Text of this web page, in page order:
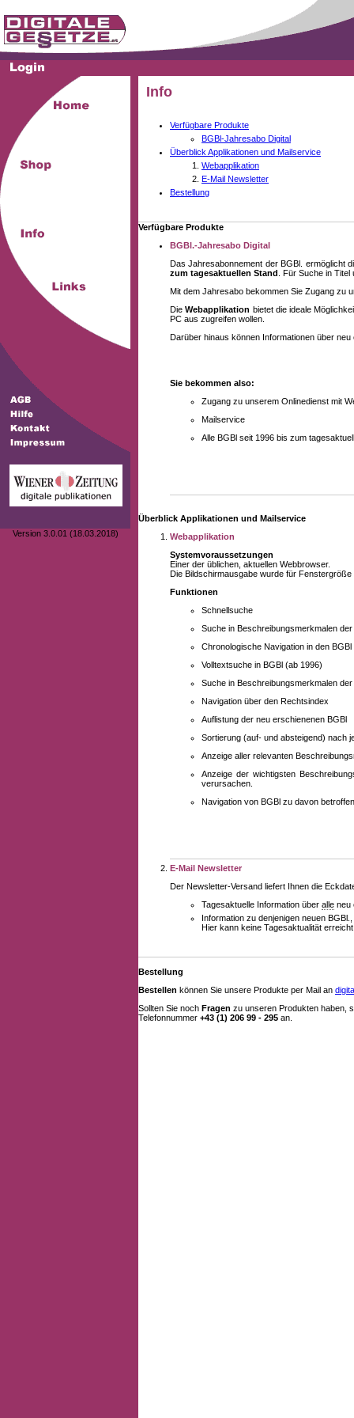
Version 3.0.01 (18.03.2018)
Info
Verfügbare Produkte
BGBl-Jahresabo Digital
Überblick Applikationen und Mailservice
Webapplikation
E-Mail Newsletter
Bestellung
Verfügbare Produkte
BGBl.-Jahresabo Digital
Das Jahresabonnement der BGBl. ermöglicht
zum tagesaktuellen Stand . Für Suche in
Mit dem Jahresabo bekommen Sie Zugang zu
DieWebapplikation bietet die ideale
PC aus zugreifen wollen.
Darüber hinaus können Informationen über
Sie bekommen also:
Zugang zu unserem Onlinedienst mit
Mailservice
Alle BGBl seit 1996 bis zum
Überblick Applikationen und Mailservice
Webapplikation
Systemvoraussetzungen
Einer der üblichen, aktuellen Webbrowser.
Die Bildschirmausgabe wurde für
Funktionen
Schnellsuche
Suche in Beschreibungsmerkmalen
Chronologische Navigation in den BGBl
Volltextsuche in BGBl (ab 1996)
Suche in Beschreibungsmerkmalen
Navigation über den Rechtsindex
Auflistung der neu erschienenen BGBl
Sortierung (auf- und absteigend) nach
Anzeige aller relevanten
Anzeige der wichtigsten
verursachen.
Navigation von BGBl zu davon
E-Mail Newsletter
Der Newsletter-Versand liefert Ihnen die
Tagesaktuelle Information über alle neu
Information zu denjenigen neuen
Hier kann keine Tagesaktualität
Bestellung
Bestellen können Sie unsere Produkte per Mail an
Sollten Sie noch Fragen zu unseren Produkten haben,
Telefonnummer +43 (1) 206 99 - 295 an.